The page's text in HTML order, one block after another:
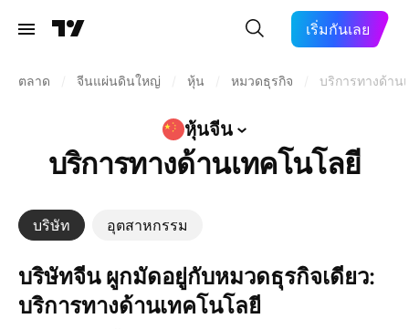
เริ่มกันเลย
ตลาด จีนแผ่นดินใหญ่ หุ้น หมวดธุรกิจ บริการทางด้าน
หุ้นจีน
บริการทางด้านเทคโนโลยี
บริษัท อุตสาหกรรม
บริษัทจีน ผูกมัดอยู่กับหมวดธุรกิจเดียว:
บริการทางด้านเทคโนโลยี